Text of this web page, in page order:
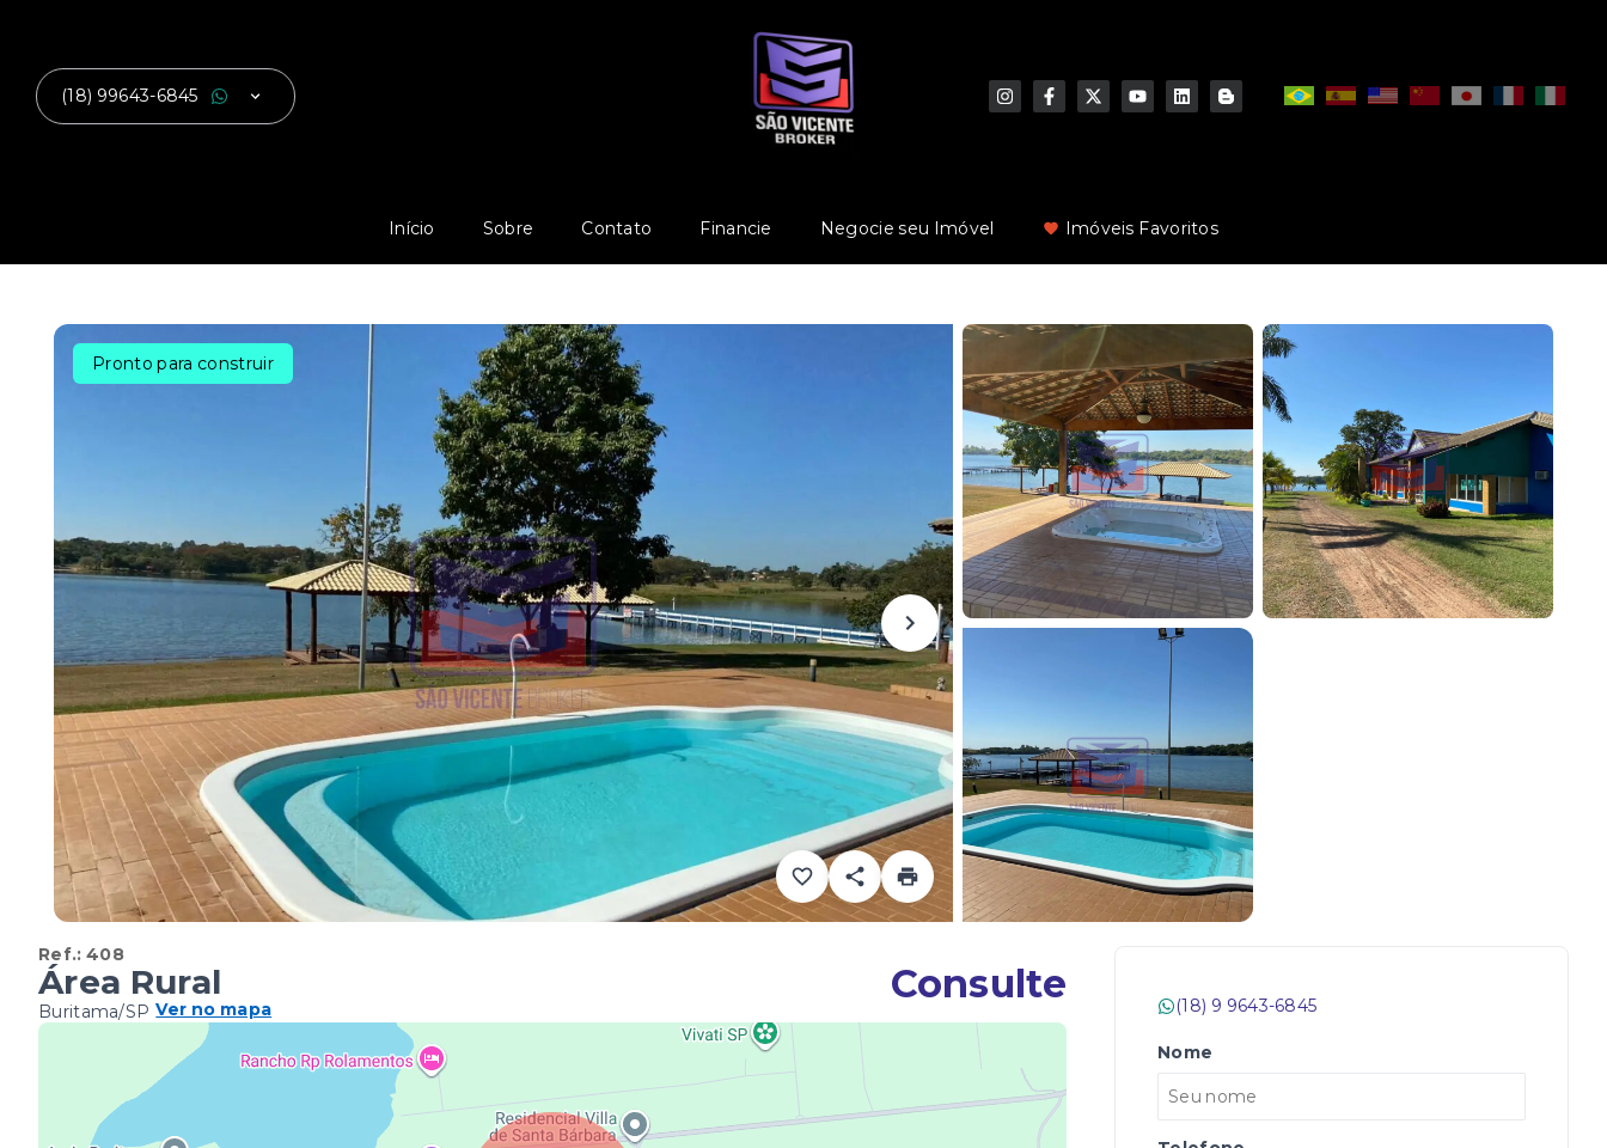
(18) 99643-6845
Início Sobre Contato Financie Negocie seu Imóvel Imóveis Favoritos
Pronto para construir
Ref.:408
Área Rural
Buritama/SP Ver no mapa
Consulte (18) 9 9643-6845
Nome